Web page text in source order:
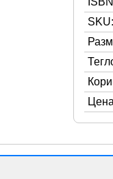
SKU: